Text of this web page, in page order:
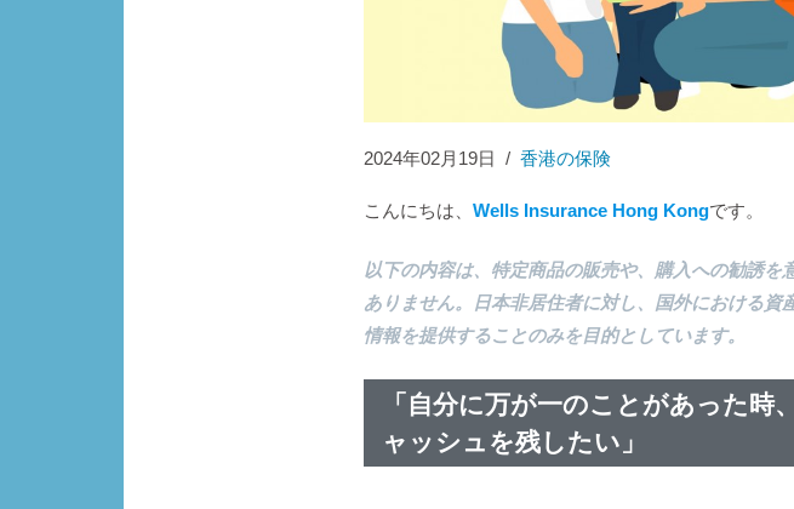
2024年02月19日 / 香港の保険
こんにちは、Wells Insurance Hong Kongです。
以下の内容は、特定商品の販売や、購入への勧誘を
ありません。日本非居住者に対し、国外における資
情報を提供することのみを目的としています。
「 自分に万が一のことがあった時
ャッシュを残したい 」